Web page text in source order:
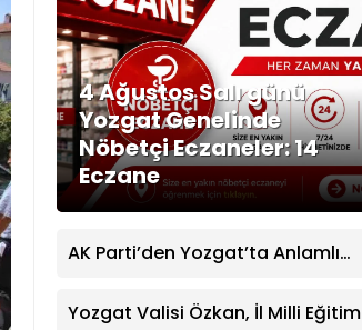
4 Ağustos Salı günü
Yozgat Genelinde
Nöbetçi Eczaneler: 14
Eczane
AK Parti’den Yozgat’ta Anlamlı
Dernek Üyeleriyle Buluştu
Yozgat Valisi Özkan, İl Milli Eğitim